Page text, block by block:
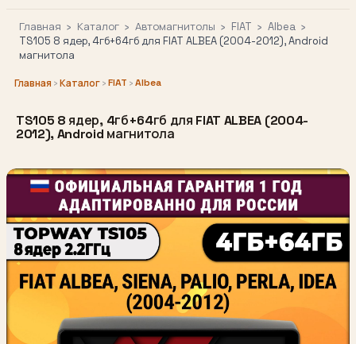
Главная › Каталог › Автомагнитолы › FIAT › Albea ›
TS105 8 ядер, 4гб+64гб для FIAT ALBEA (2004-2012), Android
магнитола
Главная ›Каталог›FIAT ›Albea
TS105 8 ядер, 4гб+64гб для FIAT ALBEA (2004-
2012), Android магнитола